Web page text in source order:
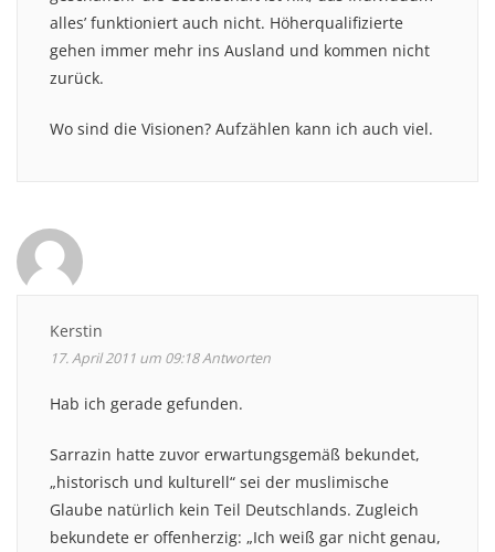
alles’ funktioniert auch nicht. Höherqualifizierte
gehen immer mehr ins Ausland und kommen nicht
zurück.
Wo sind die Visionen? Aufzählen kann ich auch viel.
Kerstin
17. April 2011 um 09:18Antworten
Hab ich gerade gefunden.
Sarrazin hatte zuvor erwartungsgemäß bekundet,
„historisch und kulturell“ sei der muslimische
Glaube natürlich kein Teil Deutschlands. Zugleich
bekundete er offenherzig: „Ich weiß gar nicht genau,